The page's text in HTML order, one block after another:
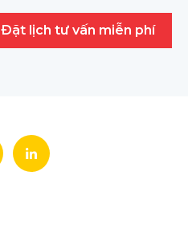
Đặt lịch tư vấn miễn phí